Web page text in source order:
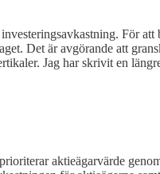
För
Det är avgörande att
Jag har skrivit en
aktieägarvärde